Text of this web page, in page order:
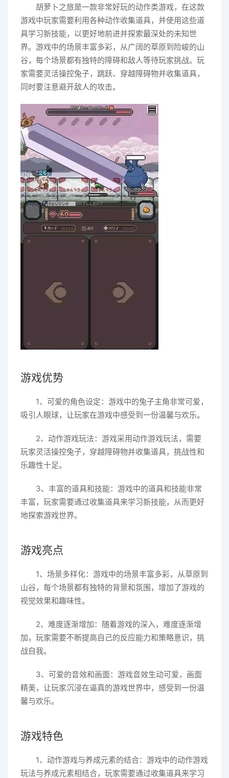
胡萝卜之旅是一款非常好玩的动作类游戏，在这款
游戏中玩家需要利用各种动作收集道具，并使用这些道
具学习新技能，以更好地前进并探索最深处的未知世
界。游戏中的场景丰富多彩，从广阔的草原到险峻的山
谷，每个场景都有独特的障碍和敌人等待玩家挑战。玩
家需要灵活操控兔子，跳跃、穿越障碍物并收集道具，
同时要注意避开敌人的攻击。
游戏优势
1、可爱的角色设定：游戏中的兔子主角非常可爱，
吸引人眼球，让玩家在游戏中感受到一份温馨与欢乐。
2、动作游戏玩法：游戏采用动作游戏玩法，需要
玩家灵活操控兔子，穿越障碍物并收集道具，挑战性和
乐趣性十足。
3、丰富的道具和技能：游戏中的道具和技能非常
丰富，玩家需要通过收集道具来学习新技能，从而更好
地探索游戏世界。
游戏亮点
1、场景多样化：游戏中的场景丰富多彩，从草原到
山谷，每个场景都有独特的背景和氛围，增加了游戏的
视觉效果和趣味性。
2、难度逐渐增加：随着游戏的深入，难度逐渐增
加，玩家需要不断提高自己的反应能力和策略意识，挑
战自我。
3、可爱的音效和画面：游戏音效生动可爱，画面
精美，让玩家沉浸在逼真的游戏世界中，感受到一份温
馨与欢乐。
游戏特色
1、动作游戏与养成元素的结合：游戏中的动作游戏
玩法与养成元素相结合，玩家需要通过收集道具来学习